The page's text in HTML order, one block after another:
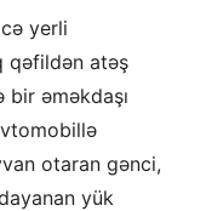
yerli
qəfildən atəş
əməkdaşı
otaran gənci,
yük